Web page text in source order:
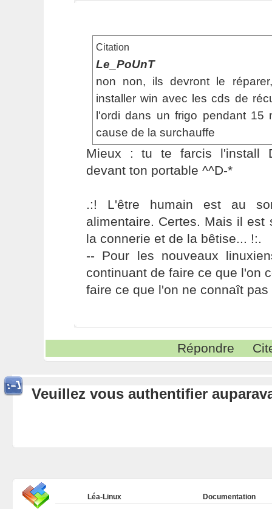
Citation
Le_PoUnT
non non, ils devront le
installer win avec les cds de
l'ordi dans un frigo pendant 15
cause de la surchauffe
Mieux : tu te farcis l'install
devant ton portable ^^D-*
.:! L'être humain est au
alimentaire. Certes. Mais il est
la connerie et de la bêtise... !:.
-- Pour les nouveaux
continuant de faire ce que l'on
faire ce que l'on ne connaît pas
Répondre
Veuillez vous authentifier
Léa-Linux
Documentation